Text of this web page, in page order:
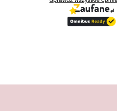
JESTEM ZADOWOLONA Z
ZAMÓWIENIA .
wioletta p.